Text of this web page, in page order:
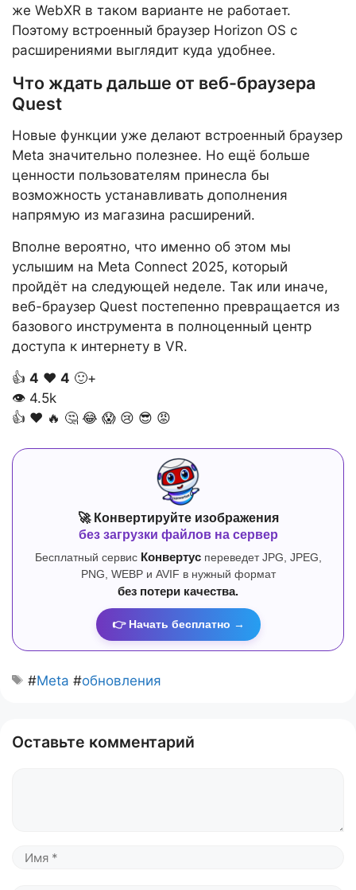
же WebXR в таком варианте не работает.
Поэтому встроенный браузер Horizon OS с
расширениями выглядит куда удобнее.
Что ждать дальше от веб-браузера
Quest
Новые функции уже делают встроенный браузер
Meta значительно полезнее. Но ещё больше
ценности пользователям принесла бы
возможность устанавливать дополнения
напрямую из магазина расширений.
Вполне вероятно, что именно об этом мы
услышим на Meta Connect 2025, который
пройдёт на следующей неделе. Так или иначе,
веб-браузер Quest постепенно превращается из
базового инструмента в полноценный центр
доступа к интернету в VR.
👍 4 ❤️ 4 🙂+
👁 4.5k
👍 ❤️ 🔥 🤔 😂 😱 😢 😎 😡
🚀 Конвертируйте изображения
без загрузки файлов на сервер
Бесплатный сервис Конвертуспереведет JPG, JPEG,
PNG, WEBP и AVIF в нужный формат
без потери качества.
👉 Начать бесплатно →
#Meta #обновления
Оставьте комментарий
Имя